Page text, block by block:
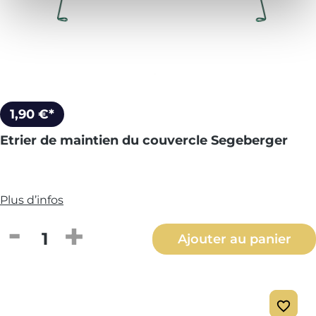
1,90 €*
Etrier de maintien du couvercle Segeberger
Plus d’infos
Quantité de produit : Entrez la
Ajouter au panier